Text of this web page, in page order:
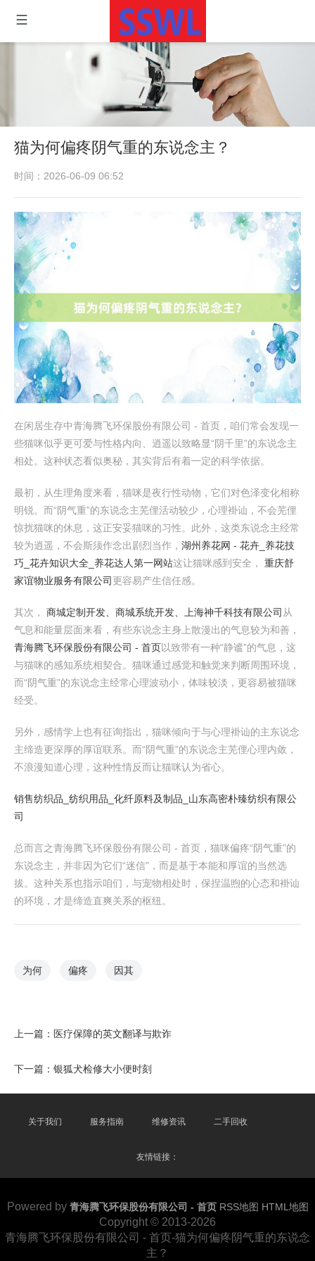
猫为何偏疼阴气重的东说念主？
时间：2026-06-09 06:52
在闲居生存中青海腾飞环保股份有限公司 - 首页，咱们常会发现一
些猫咪似乎更可爱与性格内向、逍遥以致略显“阴千里”的东说念主
相处。这种状态看似奥秘，其实背后有着一定的科学依据。
最初，从生理角度来看，猫咪是夜行性动物，它们对色泽变化相称
明锐。而“阴气重”的东说念主芜俚活动较少，心理褂讪，不会芜俚
惊扰猫咪的休息，这正安妥猫咪的习性。此外，这类东说念主经常
较为逍遥，不会斯须作念出剧烈当作， 湖州养花网 - 花卉_养花技
巧_花卉知识大全_养花达人第一网站这让猫咪感到安全， 重庆舒
家谊物业服务有限公司 更容易产生信任感。
其次， 商城定制开发、商城系统开发、上海神千科技有限公司 从
气息和能量层面来看，有些东说念主身上散漫出的气息较为和善，
青海腾飞环保股份有限公司 - 首页以致带有一种“静谧”的气息，这
与猫咪的感知系统相契合。猫咪通过感觉和触觉来判断周围环境，
而“阴气重”的东说念主经常心理波动小，体味较淡，更容易被猫咪
经受。
另外，感情学上也有征询指出，猫咪倾向于与心理褂讪的主东说念
主缔造更深厚的厚谊联系。而“阴气重”的东说念主芜俚心理内敛，
不浪漫知道心理，这种性情反而让猫咪认为省心。
销售纺织品_纺织用品_化纤原料及制品_山东高密朴臻纺织有限公
司
总而言之青海腾飞环保股份有限公司 - 首页，猫咪偏疼“阴气重”的
东说念主，并非因为它们“迷信”，而是基于本能和厚谊的当然选
拔。这种关系也指示咱们，与宠物相处时，保捏温煦的心态和褂讪
的环境，才是缔造直爽关系的枢纽。
为何 偏疼 因其
上一篇： 医疗保障的英文翻译与欺诈
下一篇： 银狐犬检修大小便时刻
关于我们 服务指南 维修资讯 二手回收
友情链接：
Powered by 青海腾飞环保股份有限公司 - 首页 RSS地图 HTML地图
Copyright © 2013-2026
青海腾飞环保股份有限公司 - 首页-猫为何偏疼阴气重的东说念
主？